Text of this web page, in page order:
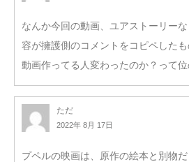
なんか今回の動画、ユアストーリー
容が擁護側のコメントをコピペした
動画作ってる人変わったのか？って
ただ
2022年 8月 17日
プペルの映画は、原作の絵本と別物